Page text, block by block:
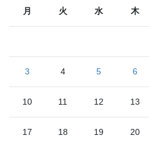
ー
ジ
月 火 水 木
3 4 5 6
10 11 12 13
17 18 19 20